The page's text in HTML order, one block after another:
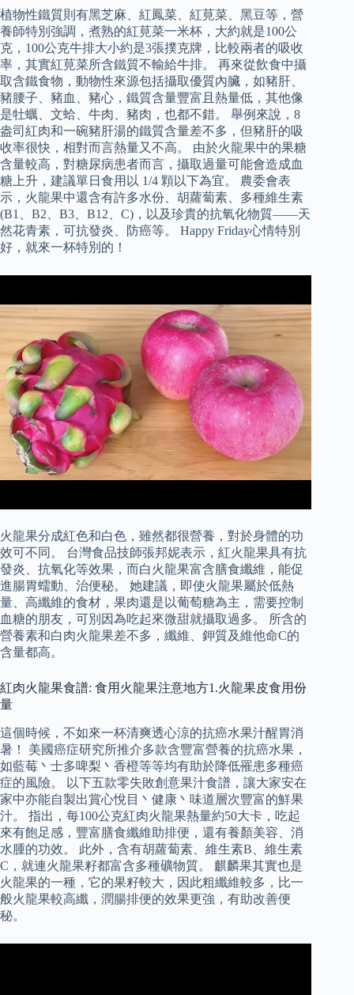
植物性鐵質則有黑芝麻、紅鳳菜、紅莧菜、黑豆等，營
養師特別強調，煮熟的紅莧菜一米杯，大約就是100公
克，100公克牛排大小約是3張撲克牌，比較兩者的吸收
率，其實紅莧菜所含鐵質不輸給牛排。 再來從飲食中攝
取含鐵食物，動物性來源包括攝取優質內臟，如豬肝、
豬腰子、豬血、豬心，鐵質含量豐富且熱量低，其他像
是牡蠣、文蛤、牛肉、豬肉，也都不錯。 舉例來說，8
盎司紅肉和一碗豬肝湯的鐵質含量差不多，但豬肝的吸
收率很快，相對而言熱量又不高。 由於火龍果中的果糖
含量較高，對糖尿病患者而言，攝取過量可能會造成血
糖上升，建議單日食用以 1/4 顆以下為宜。 農委會表
示，火龍果中還含有許多水份、胡蘿蔔素、多種維生素
(B1、B2、B3、B12、C)，以及珍貴的抗氧化物質——天
然花青素，可抗發炎、防癌等。 Happy Friday心情特別
好，就來一杯特別的！
火龍果分成紅色和白色，雖然都很營養，對於身體的功
效可不同。 台灣食品技師張邦妮表示，紅火龍果具有抗
發炎、抗氧化等效果，而白火龍果富含膳食纖維，能促
進腸胃蠕動、治便秘。 她建議，即使火龍果屬於低熱
量、高纖維的食材，果肉還是以葡萄糖為主，需要控制
血糖的朋友，可別因為吃起來微甜就攝取過多。 所含的
營養素和白肉火龍果差不多，纖維、鉀質及維他命C的
含量都高。
紅肉火龍果食譜: 食用火龍果注意地方1.火龍果皮食用份
量
這個時候，不如來一杯清爽透心涼的抗癌水果汁醒胃消
暑！ 美國癌症研究所推介多款含豐富營養的抗癌水果，
如藍莓丶士多啤梨丶香橙等等均有助於降低罹患多種癌
症的風險。 以下五款零失敗創意果汁食譜，讓大家安在
家中亦能自製出賞心悅目丶健康丶味道層次豐富的鮮果
汁。 指出，每100公克紅肉火龍果熱量約50大卡，吃起
來有飽足感，豐富膳食纖維助排便，還有養顏美容、消
水腫的功效。 此外，含有胡蘿蔔素、維生素B、維生素
C，就連火龍果籽都富含多種礦物質。 麒麟果其實也是
火龍果的一種，它的果籽較大，因此粗纖維較多，比一
般火龍果較高纖，潤腸排便的效果更強，有助改善便
秘。